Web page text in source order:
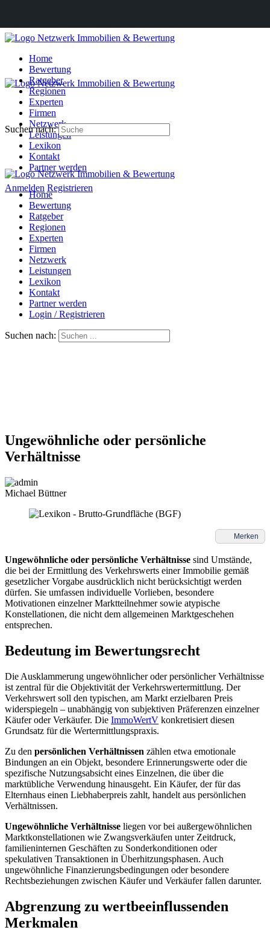
Home
Bewertung
Ratgeber
Regionen
Experten
Firmen
Netzwerk
Leistungen
Lexikon
Kontakt
Partner werden
Anmelden Registrieren
Suchen nach:
Home
Bewertung
Ratgeber
Regionen
Experten
Firmen
Netzwerk
Leistungen
Lexikon
Kontakt
Partner werden
Login / Registrieren
Suchen nach:
Ungewöhnliche oder persönliche
Verhältnisse
Michael Büttner
Merken
Ungewöhnliche oder persönliche Verhältnisse sind Umstände,
die bei der Ermittlung des Verkehrswerts einer Immobilie gemäß
gesetzlicher Vorgabe ausdrücklich nicht berücksichtigt werden
dürfen. Sie umfassen individuelle Vorlieben, besondere
Motivationen einzelner Marktteilnehmer sowie atypische
Konstellationen, die nicht dem allgemeinen Marktgeschehen
entsprechen.
Bedeutung im Bewertungsrecht
Die Ausklammerung ungewöhnlicher oder persönlicher Verhältnisse
ist zentral für die Objektivität der Verkehrswertermittlung. Der
Verkehrswert soll den typischen, am Markt erzielbaren Preis
widerspiegeln – unabhängig von subjektiven Präferenzen einzelner
Käufer oder Verkäufer. Die ImmoWertV konkretisiert diesen
Grundsatz für die Wertermittlungspraxis.
Zu den persönlichen Verhältnissen zählen etwa emotionale
Bindungen an ein Objekt, besondere Erinnerungswerte oder die
spezifische Nutzungsabsicht eines Einzelnen, die über die
marktübliche Verwendung hinausgeht. Ein Käufer, der für das
Elternhaus einen Liebhaberpreis zahlt, handelt aus persönlichen
Verhältnissen.
Ungewöhnliche Verhältnisse liegen vor bei außergewöhnlichen
Marktkonstellationen wie Zwangsverkäufen unter Zeitdruck,
familieninternen Geschäften zu Sonderkonditionen oder
spekulativen Transaktionen in Überhitzungsphasen. Auch
ungewöhnliche Finanzierungsbedingungen oder besondere
Rechtsbeziehungen zwischen Käufer und Verkäufer fallen darunter.
Abgrenzung zu wertbeeinflussenden
Merkmalen